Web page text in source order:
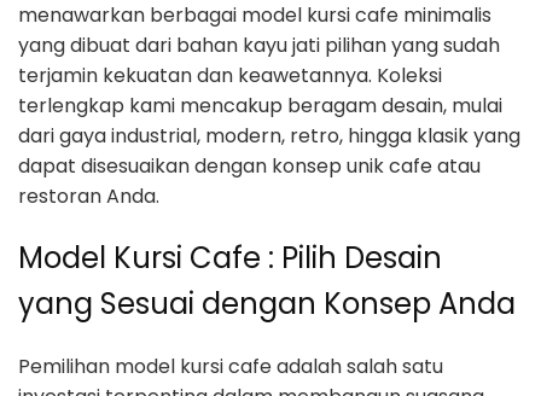
menawarkan berbagai model kursi cafe minimalis
yang dibuat dari bahan kayu jati pilihan yang sudah
terjamin kekuatan dan keawetannya. Koleksi
terlengkap kami mencakup beragam desain, mulai
dari gaya industrial, modern, retro, hingga klasik yang
dapat disesuaikan dengan konsep unik cafe atau
restoran Anda.
Model Kursi Cafe : Pilih Desain
yang Sesuai dengan Konsep Anda
Pemilihan model kursi cafe adalah salah satu